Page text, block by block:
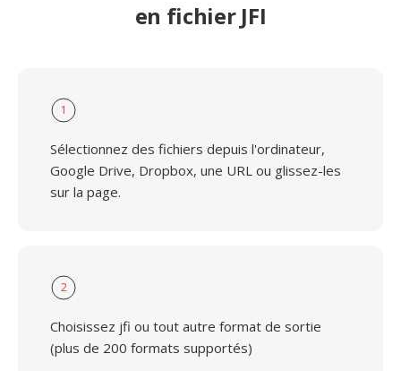
en fichier JFI
1
Sélectionnez des fichiers depuis l'ordinateur,
Google Drive, Dropbox, une URL ou glissez-les
sur la page.
2
Choisissez jfi ou tout autre format de sortie
(plus de 200 formats supportés)